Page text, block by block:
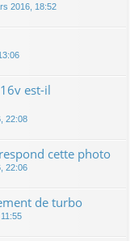
2016, 18:52
est-il
22:08
cette photo
22:06
de turbo